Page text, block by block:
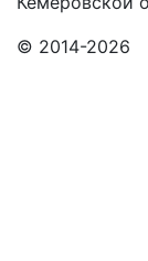
© 2014-2026